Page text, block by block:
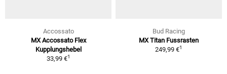
Accossato
MX Accossato Flex
Kupplungshebel
33,99 €1
Bud Racing
MX Titan Fussrasten
249,99 €1